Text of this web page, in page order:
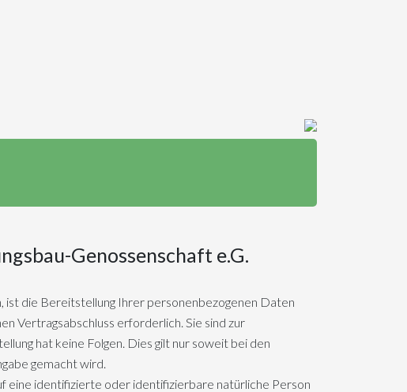
Genossenschaft e.G.
ist die Bereitstellung Ihrer personenbezogenen Daten
Vertragsabschluss erforderlich. Sie sind zur
hat keine Folgen. Dies gilt nur soweit bei den
gemacht wird.
eine identifizierte oder identifizierbare natürliche Person